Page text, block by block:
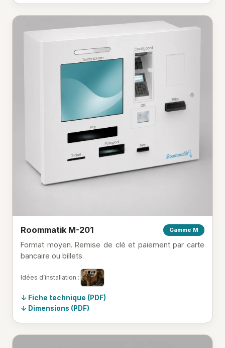
Roommatik M-201 Gamme M
Format moyen. Remise de clé et paiement par carte
bancaire ou billets.
Idées d’installation :
Fiche technique (PDF)
Dimensions (PDF)